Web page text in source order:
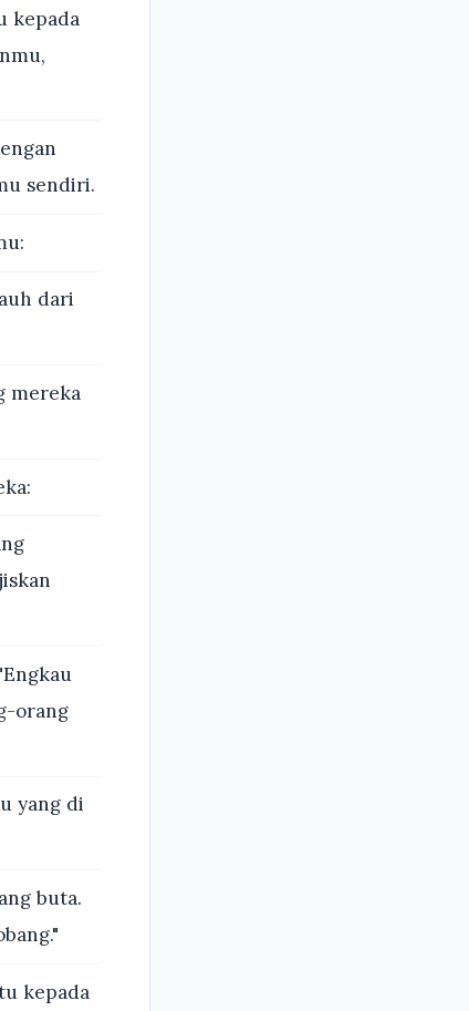
kepada
sendiri.
dari
mereka
orang
yang di
buta.
kepada